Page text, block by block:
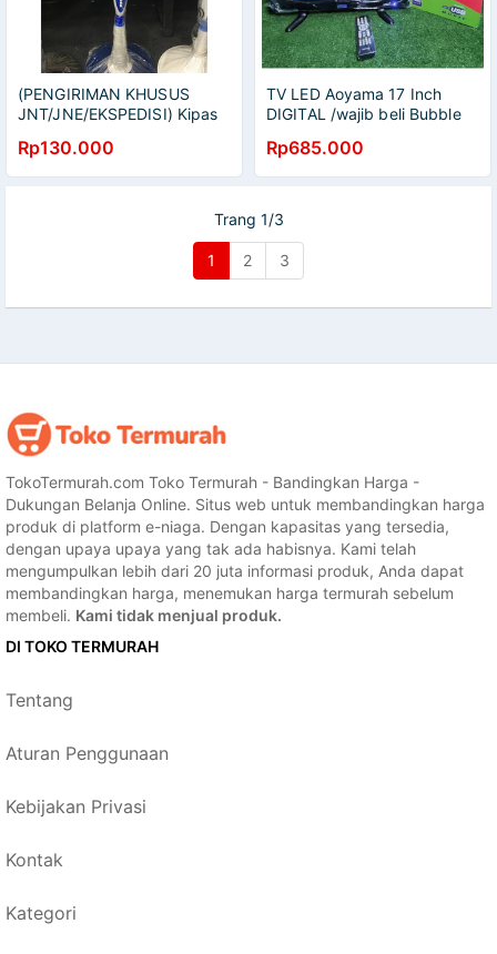
(PENGIRIMAN KHUSUS
JNT/JNE/EKSPEDISI) Kipas
Rp130.000
TV LED Aoyama 17 Inch
DIGITAL /wajib beli Bubble
Rp685.000
Trang 1/3
1 2 3
TokoTermurah.com Toko Termurah - Bandingkan Harga -
Dukungan Belanja Online. Situs web untuk membandingkan harga
produk di platform e-niaga. Dengan kapasitas yang tersedia,
dengan upaya upaya yang tak ada habisnya. Kami telah
mengumpulkan lebih dari 20 juta informasi produk, Anda dapat
membandingkan harga, menemukan harga termurah sebelum
membeli. Kami tidak menjual produk.
DI TOKO TERMURAH
Tentang
Aturan Penggunaan
Kebijakan Privasi
Kontak
Kategori